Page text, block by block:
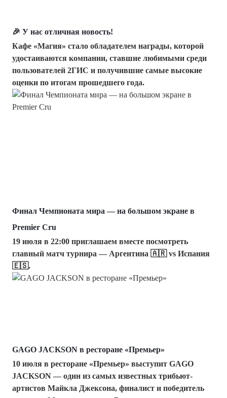
🎉 У нас отличная новость!
Кафе «Магия» стало обладателем награды, которой
удостаиваются компании, ставшие любимыми среди
пользователей 2ГИС и получившие самые высокие
оценки по итогам прошедшего года.
Финал Чемпионата мира — на большом экране в
Premier Cru
19 июля в 22:00 приглашаем вместе посмотреть
главный матч турнира — Аргентина 🇦🇷 vs Испания
🇪🇸.
GAGO JACKSON в ресторане «Премьер»
10 июля в ресторане «Премьер» выступит GAGO
JACKSON — один из самых известных трибьют-
артистов Майкла Джексона, финалист и победитель